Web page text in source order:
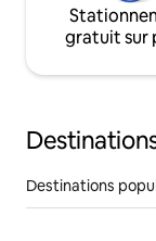
gratuit sur
Destinations